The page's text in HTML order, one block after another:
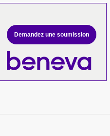
Demandez une soumission